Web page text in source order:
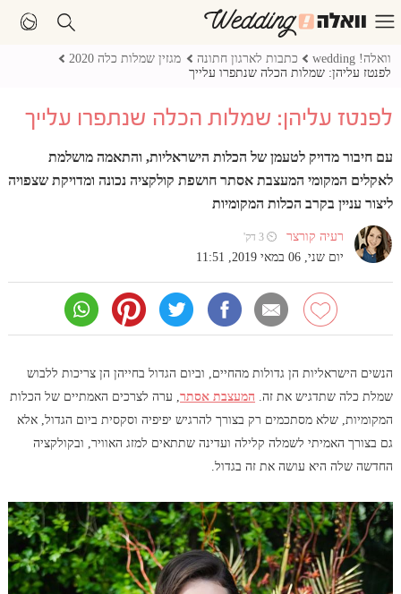
וואלה! wedding כתבות לארגון חתונה
מגזין שמלות כלה 2020
לפנטז עליהן: שמלות הכלה שנתפרו עלייך
לפנטז עליהן: שמלות הכלה שנתפרו עלייך
עם חיבור מדויק לטעמן של הכלות הישראליות, והתאמה מושלמת
לאקלים המקומי המעצבת אסתר חושפת קולקציה נכונה ומדויקת שצפויה
ליצור עניין בקרב הכלות המקומיות
רעיה קורצר ⏲ 3 דק'
יום שני, 06 במאי 2019, 11:51
הנשים הישראליות הן גדולות מהחיים, וביום הגדול בחייהן הן צריכות ללבוש
שמלת כלה שתדגיש את זה. המעצבת אסתר, ערה לצרכים האמתיים של הכלות
המקומיות, שלא מסתכמים רק בצורך להרגיש יפיפיה וסקסית ביום הגדול, אלא
גם בצורך האמיתי לשמלה קלילה ועדינה שתתאים למזג האוויר, ובקולקציה
החדשה שלה היא עושה את זה בגדול.